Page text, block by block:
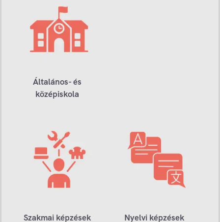
Általános- és
középiskola
Szakmai képzések Nyelvi képzések